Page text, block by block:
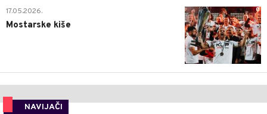
0
17.05.2026.
Mostarske kiše
NAVIJAČI